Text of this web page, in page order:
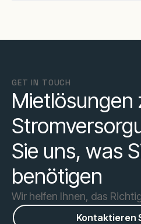
GET IN TOUCH
Mietlösungen
Sie uns, was
benötigen
Wir helfen Ihnen, das
Kontaktieren